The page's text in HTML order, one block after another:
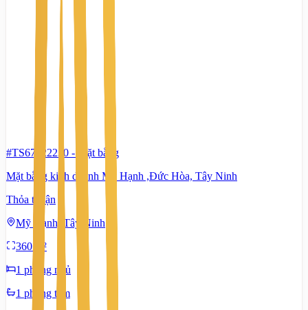
#TS67222230 -
Mặt bằng
Mặt bằng kinh doanh Mỹ Hạnh ,Đức Hòa, Tây Ninh
Thỏa thuận
Mỹ Hạnh, Tây Ninh
360 m²
1 phòng ngủ
1 phòng tắm